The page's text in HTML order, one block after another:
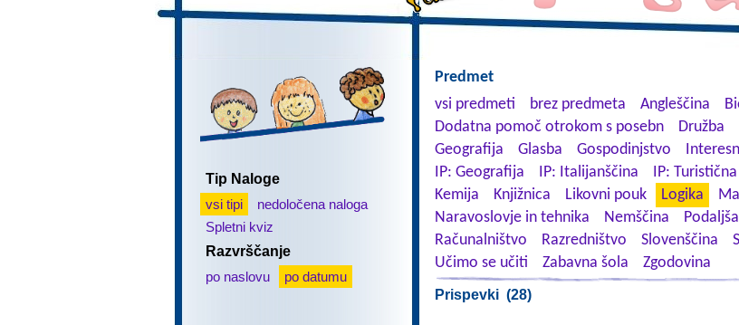
Tip Naloge
vsi tipi
nedoločena naloga
Spletni kviz
Razvrščanje
po naslovu
po datumu
Predmet
vsi predmeti
brez predmeta Angleščina
Dodatna pomoč otrokom s posebn
Družba
Geografija
Glasba Gospodinjstvo
IP: Geografija
IP: Italijanščina IP:
Kemija
Knjižnica Likovni pouk Logika
Naravoslovje in tehnika
Nemščina
Računalništvo
Razredništvo Slovenščina
Učimo se učiti
Zabavna šola Zgodovina
Prispevki (28)